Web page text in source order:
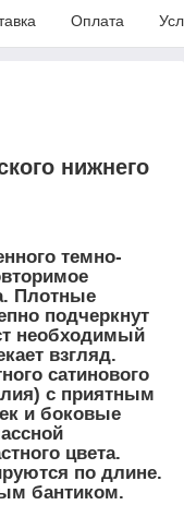
Оплата
нижнего
темно-
Плотные
подчеркнут
необходимый
взгляд.
сатинового
с приятным
и боковые
цвета.
по длине.
бантиком.